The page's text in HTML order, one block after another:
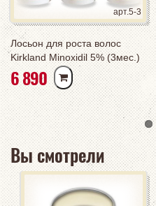
арт.5-3
Лосьон для роста волос
Kirkland Minoxidil 5% (3мес.)
курс
6 890РУБ
Вы смотрели